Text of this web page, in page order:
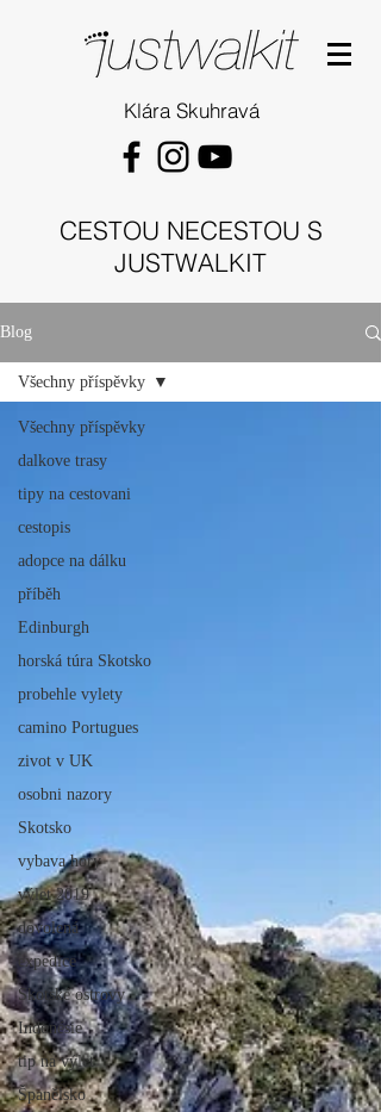
Klára Skuhravá
CESTOU NECESTOU S
JUSTWALKIT
Blog
Všechny příspěvky
dalkove trasy
tipy na cestovani
cestopis
adopce na dálku
příběh
Edinburgh
horská túra Skotsko
probehle vylety
camino Portugues
zivot v UK
osobni nazory
Skotsko
vybava hory
výlet 2019
dovolená
expedice
Skotské ostrovy
Indonésie
tip na výlet
Španělsko
Všechny příspěvky